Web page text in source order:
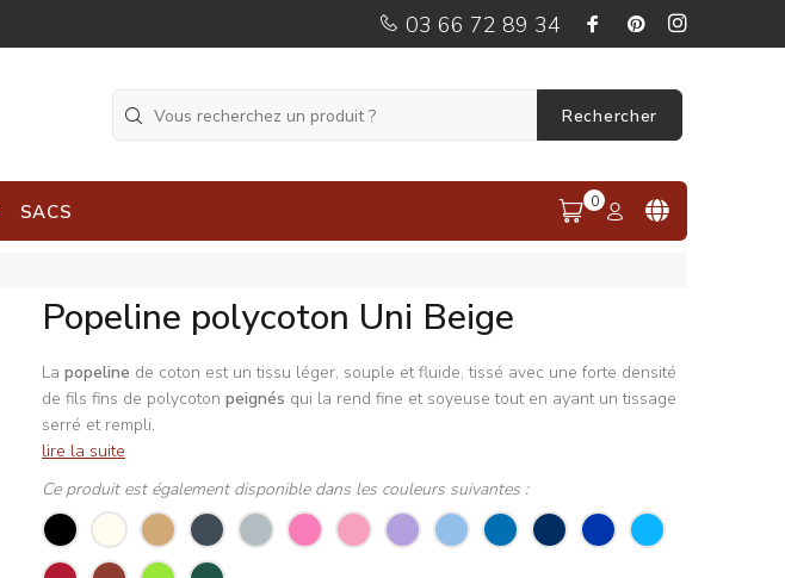
03 66 72 89 34
Rechercher
SACS 0
Popeline polycoton Uni Beige
La popeline de coton est un tissu léger, souple et fluide, tissé avec une forte densité
de fils fins de polycoton peignés qui la rend fine et soyeuse tout en ayant un tissage
serré et rempli.
lire la suite
Ce produit est également disponible dans les couleurs suivantes :